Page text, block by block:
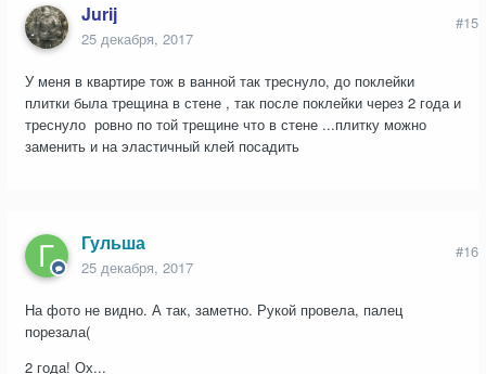
Jurij
25 декабря, 2017
#15
У меня в квартире тож в ванной так треснуло, до поклейки
плитки была трещина в стене , так после поклейки через 2 года и
треснуло ровно по той трещине что в стене ...плитку можно
заменить и на эластичный клей посадить
Гульша
25 декабря, 2017
#16
На фото не видно. А так, заметно. Рукой провела, палец
порезала(
2 года! Ох...